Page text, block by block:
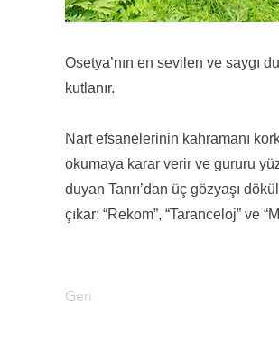
Osetya’nın en sevilen ve saygı
kutlanır.
Nart efsanelerinin kahramanı
okumaya karar verir ve gururu
duyan Tanrı’dan üç gözyaşı
çıkar: “Rekom”, “Taranceloj” ve
Geri